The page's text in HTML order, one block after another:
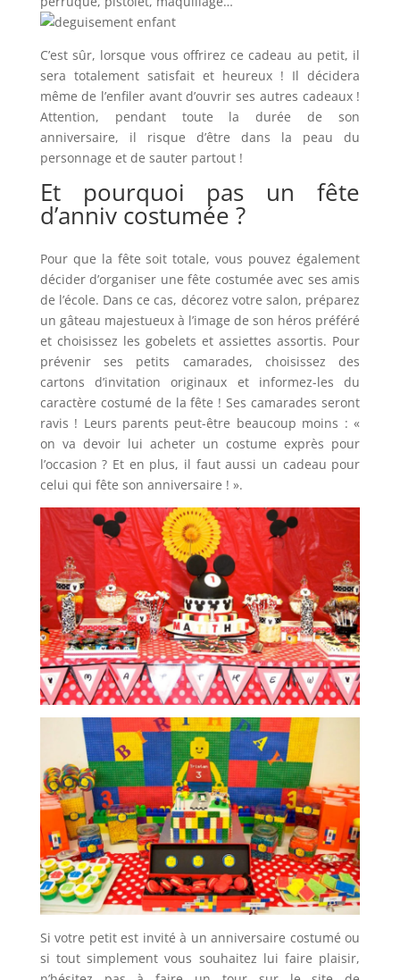
C’est sûr, lorsque vous offrirez ce cadeau au petit, il
sera totalement satisfait et heureux ! Il décidera
même de l’enfiler avant d’ouvrir ses autres cadeaux !
Attention, pendant toute la durée de son
anniversaire, il risque d’être dans la peau du
personnage et de sauter partout !
Et pourquoi pas un fête
d’anniv costumée ?
Pour que la fête soit totale, vous pouvez également
décider d’organiser une fête costumée avec ses amis
de l’école. Dans ce cas, décorez votre salon, préparez
un gâteau majestueux à l’image de son héros préféré
et choisissez les gobelets et assiettes assortis. Pour
prévenir ses petits camarades, choisissez des
cartons d’invitation originaux et informez-les du
caractère costumé de la fête ! Ses camarades seront
ravis ! Leurs parents peut-être beaucoup moins : «
on va devoir lui acheter un costume exprès pour
l’occasion ? Et en plus, il faut aussi un cadeau pour
celui qui fête son anniversaire ! ».
Si votre petit est invité à un anniversaire costumé ou
si tout simplement vous souhaitez lui faire plaisir,